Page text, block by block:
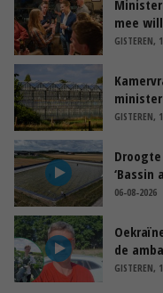
mee
GISTEREN,
minister
GISTEREN,
‘Bassin
06-08-2026
de
GISTEREN,